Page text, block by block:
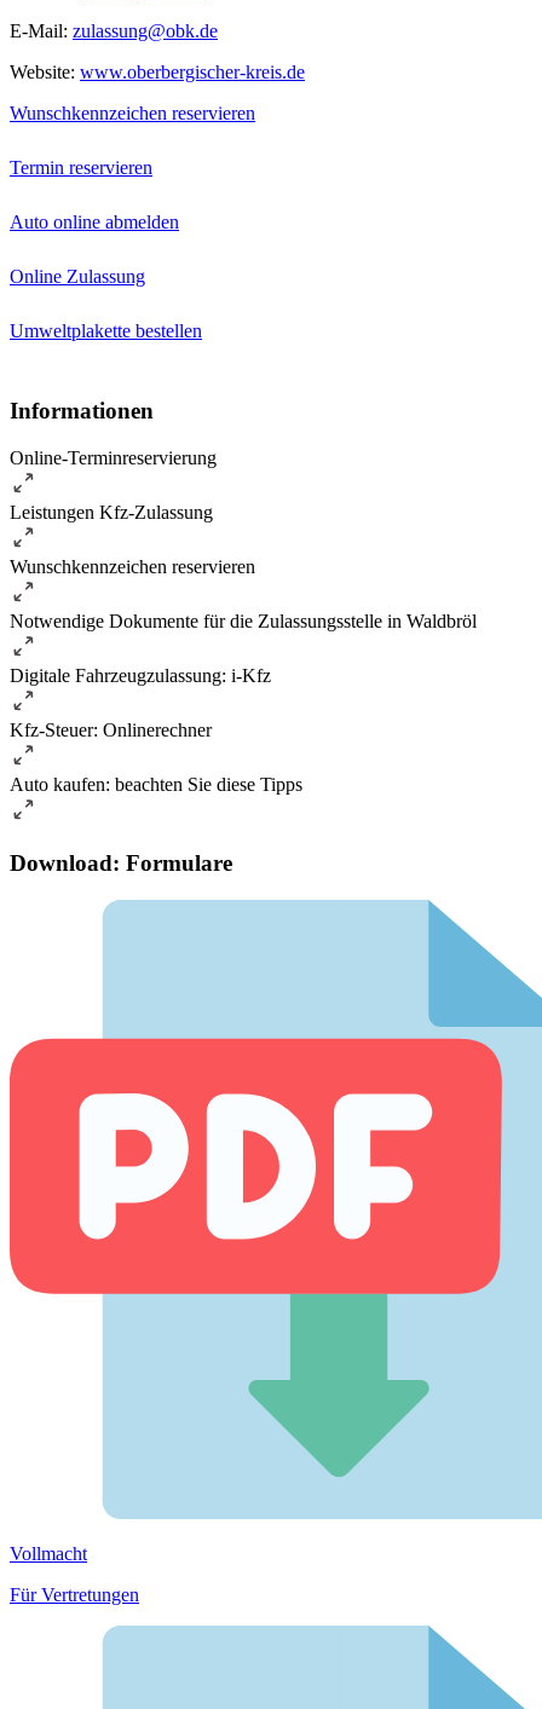
E-Mail: zulassung@obk.de
Website: www.oberbergischer-kreis.de
Wunschkennzeichen reservieren
Termin reservieren
Auto online abmelden
Online Zulassung
Umweltplakette bestellen
Informationen
Online-Terminreservierung
Leistungen Kfz-Zulassung
Wunschkennzeichen reservieren
Notwendige Dokumente für die Zulassungsstelle in Waldbröl
Digitale Fahrzeugzulassung: i-Kfz
Kfz-Steuer: Onlinerechner
Auto kaufen: beachten Sie diese Tipps
Download: Formulare
Vollmacht
Für Vertretungen